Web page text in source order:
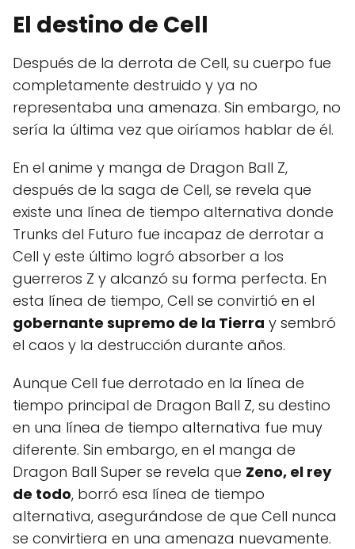
El destino de Cell
Después de la derrota de Cell, su cuerpo fue
completamente destruido y ya no
representaba una amenaza. Sin embargo, no
sería la última vez que oiríamos hablar de él.
En el anime y manga de Dragon Ball Z,
después de la saga de Cell, se revela que
existe una línea de tiempo alternativa donde
Trunks del Futuro fue incapaz de derrotar a
Cell y este último logró absorber a los
guerreros Z y alcanzó su forma perfecta. En
esta línea de tiempo, Cell se convirtió en el
gobernante supremo de la Tierra y sembró
el caos y la destrucción durante años.
Aunque Cell fue derrotado en la línea de
tiempo principal de Dragon Ball Z, su destino
en una línea de tiempo alternativa fue muy
diferente. Sin embargo, en el manga de
Dragon Ball Super se revela que Zeno, el rey
de todo, borró esa línea de tiempo
alternativa, asegurándose de que Cell nunca
se convirtiera en una amenaza nuevamente.